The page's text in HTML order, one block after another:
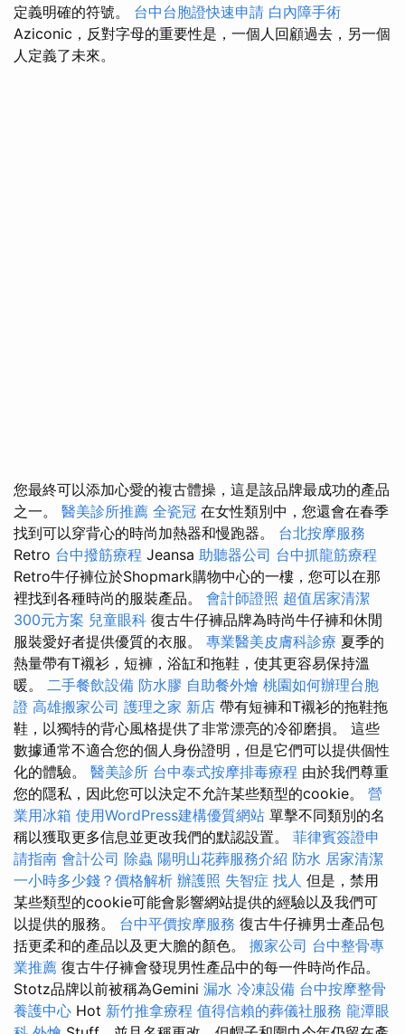
定義明確的符號。 台中台胞證快速申請 白內障手術
Aziconic，反對字母的重要性是，一個人回顧過去，另一個
人定義了未來。
您最終可以添加心愛的複古體操，這是該品牌最成功的產品
之一。 醫美診所推薦 全瓷冠 在女性類別中，您還會在春季
找到可以穿背心的時尚加熱器和慢跑器。 台北按摩服務
Retro 台中撥筋療程 Jeansa 助聽器公司 台中抓龍筋療程
Retro牛仔褲位於Shopmark購物中心的一樓，您可以在那
裡找到各種時尚的服裝產品。 會計師證照 超值居家清潔
300元方案 兒童眼科 復古牛仔褲品牌為時尚牛仔褲和休閒
服裝愛好者提供優質的衣服。 專業醫美皮膚科診療 夏季的
熱量帶有T襯衫，短褲，浴缸和拖鞋，使其更容易保持溫
暖。 二手餐飲設備 防水膠 自助餐外燴 桃園如何辦理台胞
證 高雄搬家公司 護理之家 新店 帶有短褲和T襯衫的拖鞋拖
鞋，以獨特的背心風格提供了非常漂亮的冷卻磨損。 這些
數據通常不適合您的個人身份證明，但是它們可以提供個性
化的體驗。 醫美診所 台中泰式按摩排毒療程 由於我們尊重
您的隱私，因此您可以決定不允許某些類型的cookie。 營
業用冰箱 使用WordPress建構優質網站 單擊不同類別的名
稱以獲取更多信息並更改我們的默認設置。 菲律賓簽證申
請指南 會計公司 除蟲 陽明山花葬服務介紹 防水 居家清潔
一小時多少錢？價格解析 辦護照 失智症 找人 但是，禁用
某些類型的cookie可能會影響網站提供的經驗以及我們可
以提供的服務。 台中平價按摩服務 復古牛仔褲男士產品包
括更柔和的產品以及更大膽的顏色。 搬家公司 台中整骨專
業推薦 復古牛仔褲會發現男性產品中的每一件時尚作品。
Stotz品牌以前被稱為Gemini 漏水 冷凍設備 台中按摩整骨
養護中心 Hot 新竹推拿療程 值得信賴的葬儀社服務 龍潭眼